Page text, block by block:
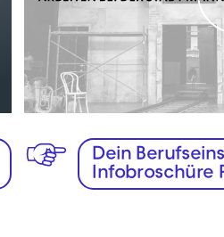
Dein
Infobroschüre